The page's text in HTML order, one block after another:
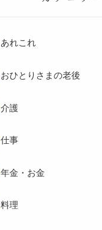
あれこれ
おひとりさまの老後
介護
仕事
年金・お金
料理